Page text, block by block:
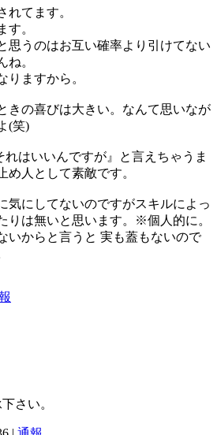
れてます。
す。
思うのはお互い確率より引けてない
ね。
りますから。
きの喜びは大きい。なんて思いなが
(笑)
れはいいんですが』と言えちゃうま
め人として素敵です。
気にしてないのですがスキルによっ
りは無いと思います。※個人的に。
いからと言うと 実も蓋もないので
さい。